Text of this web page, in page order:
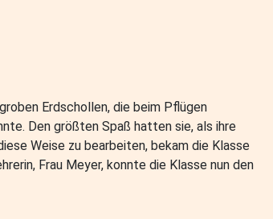
Erdschollen, die beim Pflügen
Den größten Spaß hatten sie, als ihre
Weise zu bearbeiten, bekam die Klasse
Frau Meyer, konnte die Klasse nun den